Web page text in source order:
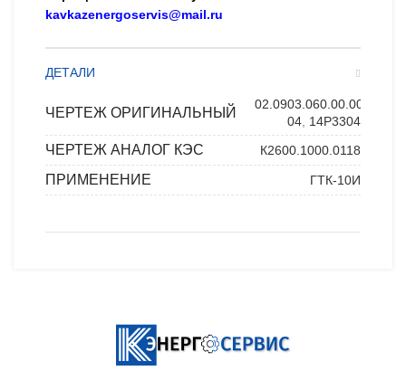
kavkazenergoservis@mail.ru
ДЕТАЛИ
ЧЕРТЕЖ ОРИГИНАЛЬНЫЙ
02.0903.060.00.00-
04, 14P33048
ЧЕРТЕЖ АНАЛОГ КЭС К2600.1000.0118
ПРИМЕНЕНИЕ ГТК-10И